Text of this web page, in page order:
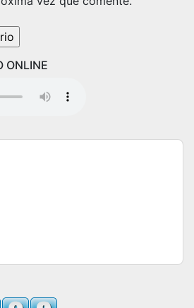
ONLINE